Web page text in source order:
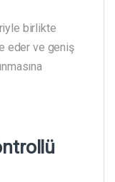
birlikte
eder ve geniş